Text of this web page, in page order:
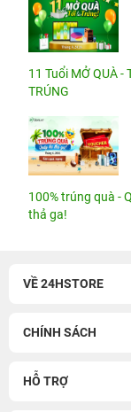
11 Tuổi MỞ QUÀ -
TRÚNG
100% trúng quà -
thả ga!
VỀ 24HSTORE
CHÍNH SÁCH
HỖ TRỢ